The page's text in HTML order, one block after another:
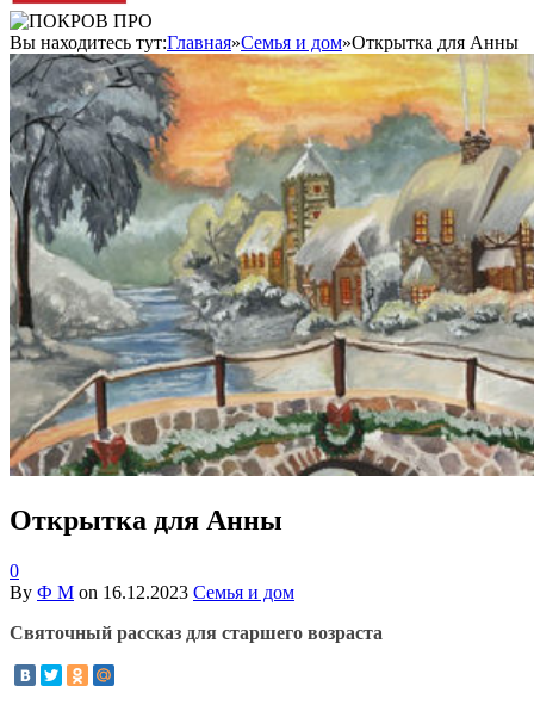
Вы находитесь тут:Главная»Семья и дом»Открытка для Анны
Открытка для Анны
0
By Ф М on 16.12.2023 Семья и дом
Святочный рассказ для старшего возраста